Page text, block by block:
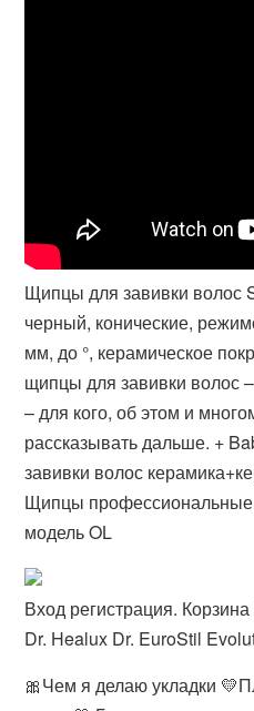
Щипцы для завивки волос
черный, конические,
мм, до °, керамическое
щипцы для завивки волос
– для кого, об этом и
рассказывать дальше. +
завивки волос
Щипцы
модель OL
Вход регистрация.
Dr. Healux Dr. EuroStil
🎀Чем я делаю укладки